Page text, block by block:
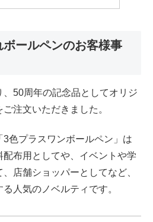
ールペンのお客様事
50周年の記念品としてオリジ
注文いただきました。
色プラスワンボールペン」は
布用としてや、イベントや学
店舗ショッパーとしてなど、
人気のノベルティです。